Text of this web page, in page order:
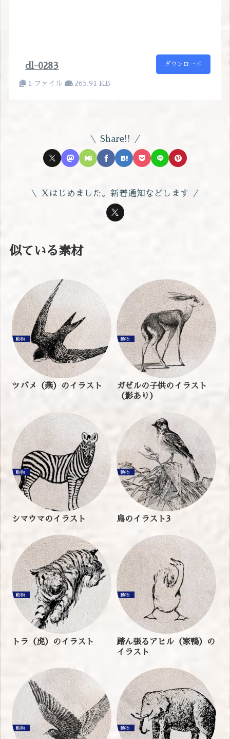
dl-0283
1 ファイル 265.91 KB
ダウンロード
Share!!
Xはじめました。新着通知などします
似ている素材
動物
ツバメ（燕）のイラスト
動物
ガゼルの子供のイラスト
（影あり）
動物
シマウマのイラスト
動物
鳥のイラスト3
動物
トラ（虎）のイラスト
動物
踏ん張るアヒル（家鴨）の
イラスト
動物 動物